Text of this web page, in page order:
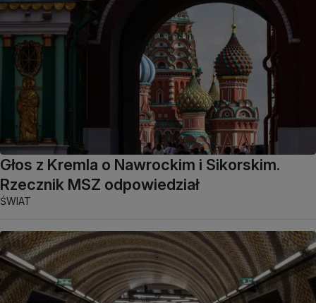
Głos z Kremla o Nawrockim i Sikorskim.
Rzecznik MSZ odpowiedział
ŚWIAT